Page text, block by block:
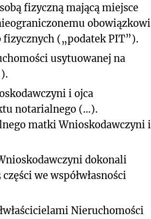
fizyczną mającą miejsce
obowiązkowi
(„podatek PIT”).
usytuowanej na
i ojca
notarialnego (…).
matki Wnioskodawczyni i
dokonali
we współwłasności
Nieruchomości